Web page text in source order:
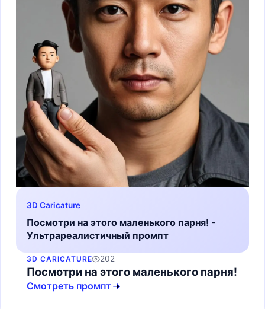
3D Caricature
Посмотри на этого маленького парня! -
Ультрареалистичный промпт
3D CARICATURE 202
Посмотри на этого маленького парня!
Смотреть промпт